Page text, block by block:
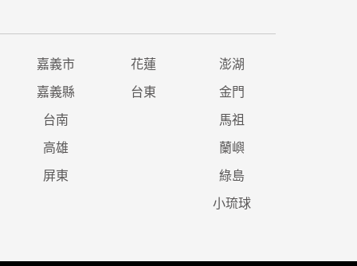
嘉義市 花蓮 澎湖
嘉義縣 台東 金門
台南 馬祖
高雄 蘭嶼
屏東 綠島
小琉球